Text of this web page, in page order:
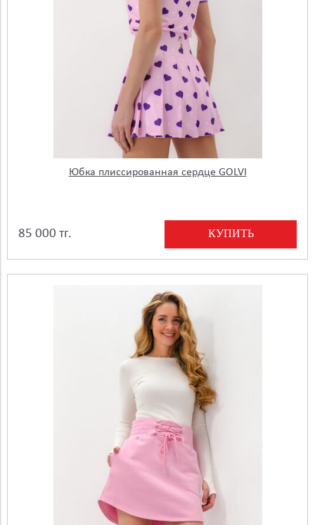
Юбка плиссированная сердце GOLVI
85 000 тг. КУПИТЬ